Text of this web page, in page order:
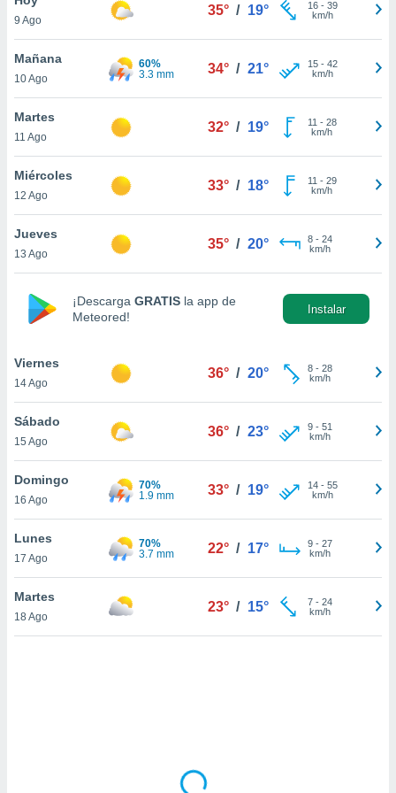
en
más
nuestra
de
aceptar
de
sitio
En
sean
el sitio
ni para
o
9 Ago
35° / 19° 16- 39
km/h
Mañana
10 Ago
60%
3.3 mm
34° / 21° 15- 42
km/h
Martes
11 Ago
32° / 19° 11 - 28
km/h
Miércoles
12 Ago
33° / 18° 11 - 29
km/h
Jueves
13 Ago
35° / 20° 8- 24
km/h
¡Descarga GRATIS la app de
Meteored!
Instalar
Viernes
14 Ago
36° / 20° 8- 28
km/h
Sábado
15 Ago
36° / 23° 9- 51
km/h
Domingo
16 Ago
70%
1.9 mm
33° / 19° 14- 55
km/h
Lunes
17 Ago
70%
3.7 mm
22° / 17° 9- 27
km/h
Martes
18 Ago
23° / 15° 7- 24
km/h